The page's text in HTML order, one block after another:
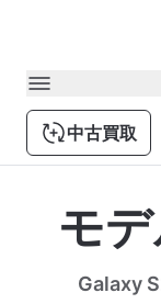
中古買取
モ
Galaxy